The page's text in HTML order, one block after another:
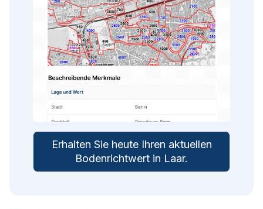
Erhalten Sie heute Ihren aktuellen
Bodenrichtwert in Laar.